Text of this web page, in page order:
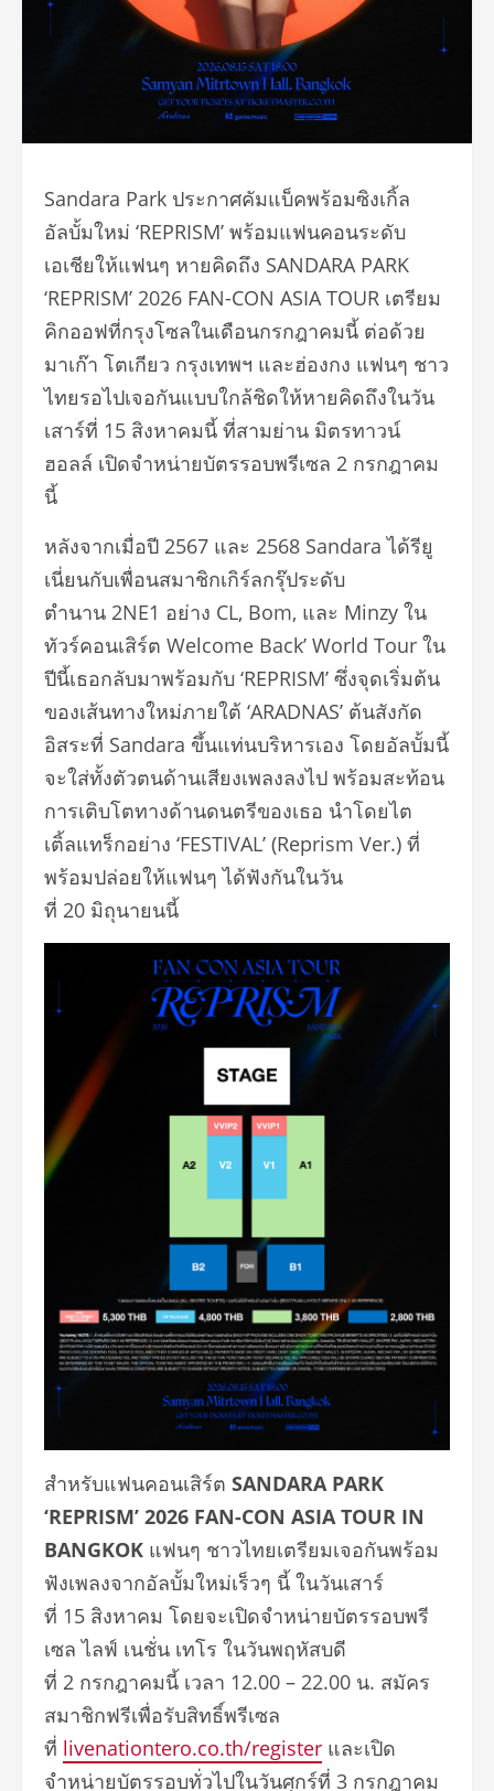
Sandara Park ประกาศคัมแบ็คพร้อมซิงเกิ้ล
อัลบั้มใหม่ ‘REPRISM’ พร้อมแฟนคอนระดับ
เอเชียให้แฟนๆ หายคิดถึง SANDARA PARK
‘REPRISM’ 2026 FAN-CON ASIA TOUR เตรียม
คิกออฟที่กรุงโซลในเดือนกรกฎาคมนี้ ต่อด้วย
มาเก๊า โตเกียว กรุงเทพฯ และฮ่องกง แฟนๆ ชาว
ไทยรอไปเจอกันแบบใกล้ชิดให้หายคิดถึงในวัน
เสาร์ที่ 15 สิงหาคมนี้ ที่สามย่าน มิตรทาวน์
ฮอลล์ เปิดจำหน่ายบัตรรอบพรีเซล 2 กรกฎาคม
นี้
หลังจากเมื่อปี 2567 และ 2568 Sandara ได้รียู
เนี่ยนกับเพื่อนสมาชิกเกิร์ลกรุ๊ประดับ
ตำนาน 2NE1 อย่าง CL, Bom, และ Minzy ใน
ทัวร์คอนเสิร์ต Welcome Back’ World Tour ใน
ปีนี้เธอกลับมาพร้อมกับ ‘REPRISM’ ซึ่งจุดเริ่มต้น
ของเส้นทางใหม่ภายใต้ ‘ARADNAS’ ต้นสังกัด
อิสระที่ Sandara ขึ้นแท่นบริหารเอง โดยอัลบั้มนี้
จะใส่ทั้งตัวตนด้านเสียงเพลงลงไป พร้อมสะท้อน
การเติบโตทางด้านดนตรีของเธอ นำโดยไต
เติ้ลแทร็กอย่าง ‘FESTIVAL’ (Reprism Ver.) ที่
พร้อมปล่อยให้แฟนๆ ได้ฟังกันในวัน
ที่ 20 มิถุนายนนี้
สำหรับแฟนคอนเสิร์ต SANDARA PARK
‘REPRISM’ 2026 FAN-CON ASIA TOUR IN
BANGKOK แฟนๆ ชาวไทยเตรียมเจอกันพร้อม
ฟังเพลงจากอัลบั้มใหม่เร็วๆ นี้ ในวันเสาร์
ที่ 15 สิงหาคม โดยจะเปิดจำหน่ายบัตรรอบพรี
เซล ไลฟ์ เนชั่น เทโร ในวันพฤหัสบดี
ที่ 2 กรกฎาคมนี้ เวลา 12.00 – 22.00 น. สมัคร
สมาชิกฟรีเพื่อรับสิทธิ์พรีเซล
ที่ livenationtero.co.th/register และเปิด
จำหน่ายบัตรรอบทั่วไปในวันศุกร์ที่ 3 กรกฎาคม